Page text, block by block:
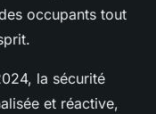
occupants tout
la sécurité
et réactive,